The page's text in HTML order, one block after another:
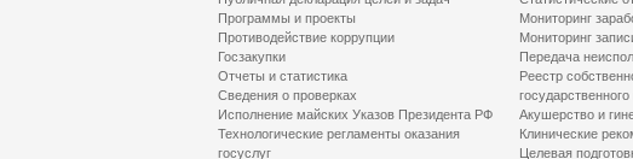
Программы и проекты
Противодействие коррупции
Госзакупки
Отчеты и статистика
Сведения о проверках
Исполнение майских Указов Президента РФ
Технологические регламенты оказания
госуслуг
Мониторинг
Мониторинг
Передача
Реестр
Акушерство и
Клинические
Целевая